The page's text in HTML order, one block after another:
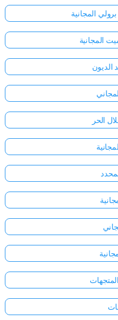
المجانية
المجانية
الديون
الحر